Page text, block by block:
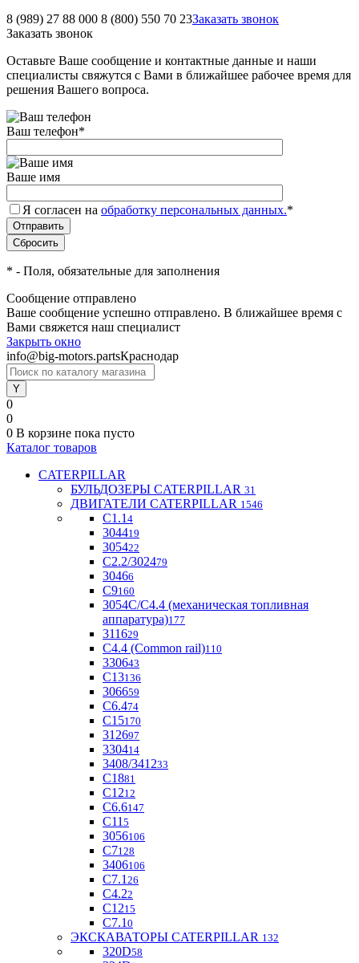
8 (989) 27 88 000 8 (800) 550 70 23Заказать звонок
Заказать звонок
Оставьте Ваше сообщение и контактные данные и наши
специалисты свяжутся с Вами в ближайшее рабочее время для
решения Вашего вопроса.
Ваш телефон*
Ваше имя
Я согласен на обработку персональных данных.*
* - Поля, обязательные для заполнения
Сообщение отправлено
Ваше сообщение успешно отправлено. В ближайшее время с
Вами свяжется наш специалист
Закрыть окно
info@big-motors.partsКраснодар
0
0
0 В корзине пока пусто
Каталог товаров
CATERPILLAR
БУЛЬДОЗЕРЫ CATERPILLAR 31
ДВИГАТЕЛИ CATERPILLAR 1546
C1.1 4
304419
305422
С2.2/302479
30466
С9160
3054С/С4.4 (механическая топливная
аппаратура)177
311629
С4.4 (Common rail)110
330643
С13136
306659
С6.474
С15170
312697
330414
3408/341233
С1881
C1212
С6.6147
C11 5
3056106
С7128
3406106
C7.1 26
C4.22
С1215
С7.1 0
ЭКСКАВАТОРЫ CATERPILLAR 132
320D58